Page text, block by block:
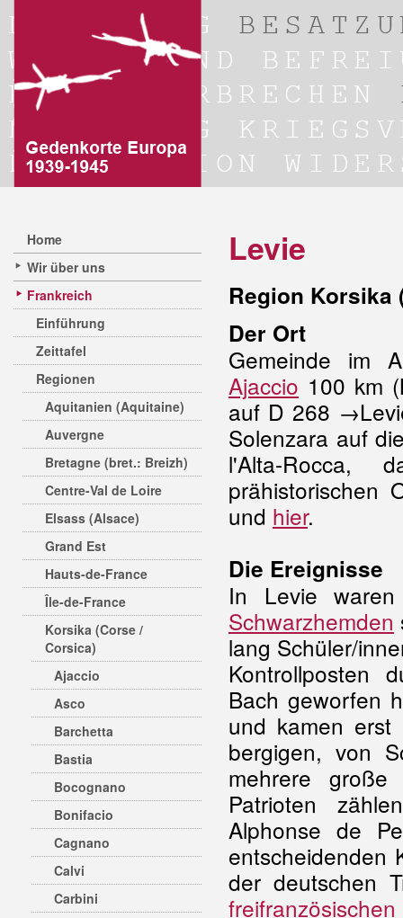
Home
Wir über uns
Frankreich
Einführung
Zeittafel
Regionen
Aquitanien (Aquitaine)
Auvergne
Bretagne (bret.: Breizh)
Centre-Val de Loire
Elsass (Alsace)
Grand Est
Hauts-de-France
Île-de-France
Korsika (Corse /
Corsica)
Ajaccio
Asco
Barchetta
Bastia
Bocognano
Bonifacio
Cagnano
Calvi
Carbini
Levie
Region Korsika
Der Ort
Gemeinde im
Ajaccio 100 km
auf D 268
Solenzara auf
l'Alta-Rocca,
prähistorischen
und hier.
Die Ereignisse
In Levie
Schwarzhemden
lang Schüler/
Kontrollposten
Bach geworfen
und kamen
bergigen, von
mehrere
Patrioten
Alphonse de
entscheidenden
der deutschen
freifranzösischen